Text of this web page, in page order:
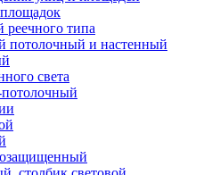
типа
потолочный и настенный
света